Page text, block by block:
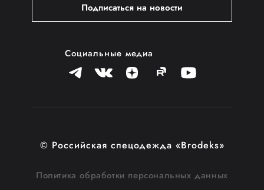
Подписаться на новости
Социальные медиа
© Российская спецодежда «Brodeks»
Политика обработки персональных данных